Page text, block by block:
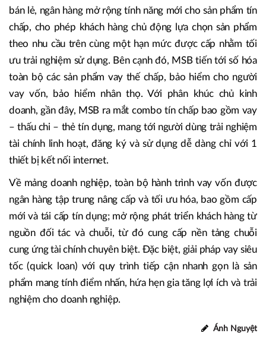
bán lẻ, ngân hàng mở rộng tính năng mới cho sản phẩm tín
chấp, cho phép khách hàng chủ động lựa chọn sản phẩm
theo nhu cầu trên cùng một hạn mức được cấp nhằm tối
ưu trải nghiệm sử dụng. Bên cạnh đó, MSB tiến tới số hóa
toàn bộ các sản phẩm vay thế chấp, bảo hiểm cho người
vay vốn, bảo hiểm nhân thọ. Với phân khúc chủ kinh
doanh, gần đây, MSB ra mắt combo tín chấp bao gồm vay
– thấu chi – thẻ tín dụng, mang tới người dùng trải nghiệm
tài chính linh hoạt, đăng ký và sử dụng dễ dàng chỉ với 1
thiết bị kết nối internet.
Về mảng doanh nghiệp, toàn bộ hành trình vay vốn được
ngân hàng tập trung nâng cấp và tối ưu hóa, bao gồm cấp
mới và tái cấp tín dụng; mở rộng phát triển khách hàng từ
nguồn đối tác và chuỗi, từ đó cung cấp nền tảng chuỗi
cung ứng tài chính chuyên biệt. Đặc biệt, giải pháp vay siêu
tốc (quick loan) với quy trình tiếp cận nhanh gọn là sản
phẩm mang tính điểm nhấn, hứa hẹn gia tăng lợi ích và trải
nghiệm cho doanh nghiệp.
Ánh Nguyệt